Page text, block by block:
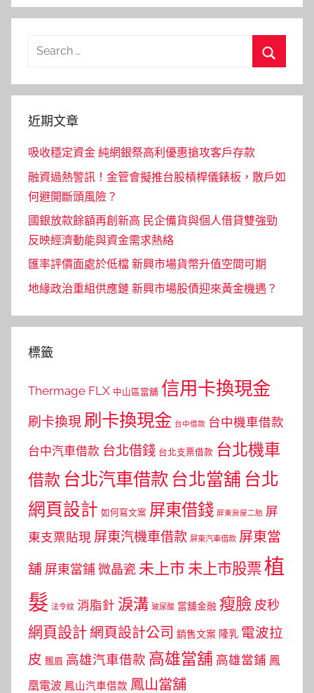
Search
近期文章
吸收穩定資金 純網銀祭高利優惠搶攻客戶存款
融資過熱警訊！金管會擬推台股槓桿儀錶板，散戶如
何避開斷頭風險？
國銀放款餘額再創新高 民企備貨與個人借貸雙強勁
反映經濟動能與資金需求熱絡
匯率評價面處於低檔 新興市場貨幣升值空間可期
地緣政治重組供應鏈 新興市場股債迎來黃金機遇？
標籤
Thermage FLX 中山區當舖 信用卡換現金
刷卡換現 刷卡換現金 台中借款 台中機車借款
台中汽車借款 台北借錢 台北支票借款 台北機車
借款 台北汽車借款 台北當舖 台北
網頁設計 如何寫文案 屏東借錢 屏東房屋二胎 屏
東支票貼現 屏東汽機車借款 屏東汽車借款 屏東當
舖 屏東當鋪 微晶瓷 未上市 未上市股票植
髮 法令紋 消脂針 淚溝 玻尿酸 當舖金融 瘦臉 皮秒
網頁設計 網頁設計公司 銷售文案 隆乳 電波拉
皮 飄眉 高雄汽車借款 高雄當舖 高雄當鋪 鳳
凰電波 鳳山汽車借款 鳳山當舖